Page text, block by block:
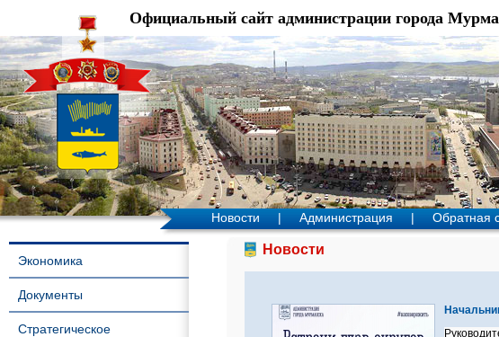
Официальный сайт администрации города
Новости | Администрация | Обратная
Экономика
Документы
Стратегическое
Новости